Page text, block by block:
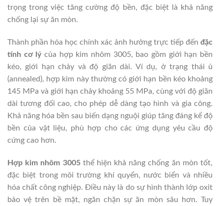
trọng trong việc tăng cường độ bền, đặc biệt là khả năng
chống lại sự ăn mòn.
Thành phần hóa học chính xác ảnh hưởng trực tiếp đến đặc
tính cơ lýcủa hợp kim nhôm 3005, bao gồm giới hạn bền
kéo, giới hạn chảy và độ giãn dài. Ví dụ, ở trạng thái ủ
(annealed), hợp kim này thường có giới hạn bền kéo khoảng
145 MPa và giới hạn chảy khoảng 55 MPa, cùng với độ giãn
dài tương đối cao, cho phép dễ dàng tạo hình và gia công.
Khả năng hóa bền sau biến dạng nguội giúp tăng đáng kể độ
bền của vật liệu, phù hợp cho các ứng dụng yêu cầu độ
cứng cao hơn.
Hợp kim nhôm 3005thể hiện khả năng chống ăn mòn tốt,
đặc biệt trong môi trường khí quyển, nước biển và nhiều
hóa chất công nghiệp. Điều này là do sự hình thành lớp oxit
bảo vệ trên bề mặt, ngăn chặn sự ăn mòn sâu hơn. Tuy